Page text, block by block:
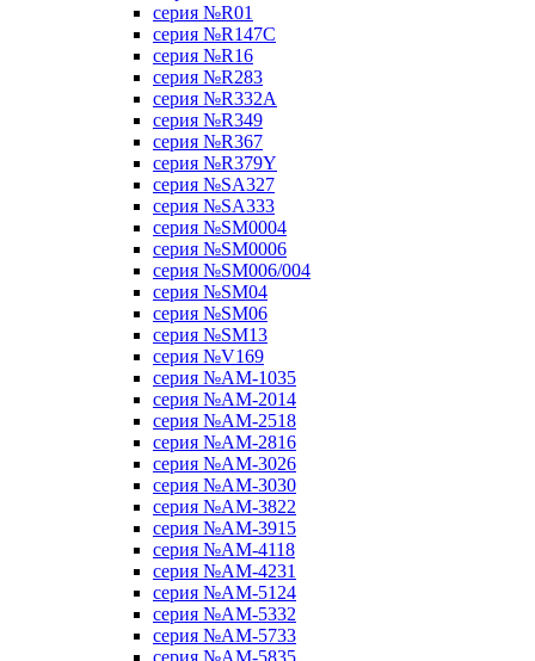
серия №R01
серия №R147C
серия №R16
серия №R283
серия №R332A
серия №R349
серия №R367
серия №R379Y
серия №SA327
серия №SA333
серия №SM0004
серия №SM0006
серия №SM006/004
серия №SM04
серия №SM06
серия №SM13
серия №V169
серия №АМ-1035
серия №АМ-2014
серия №АМ-2518
серия №АМ-2816
серия №АМ-3026
серия №АМ-3030
серия №АМ-3822
серия №АМ-3915
серия №АМ-4118
серия №АМ-4231
серия №АМ-5124
серия №АМ-5332
серия №АМ-5733
серия №АМ-5835